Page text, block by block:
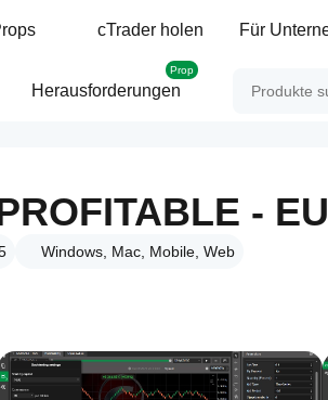
cTrader holen Für
Herausforderungen
Prop
-
Windows, Mac, Mobile, Web